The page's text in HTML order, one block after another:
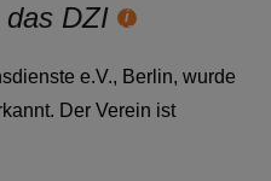
das DZI Hilfetext
e.V., Berlin, wurde
Der Verein ist